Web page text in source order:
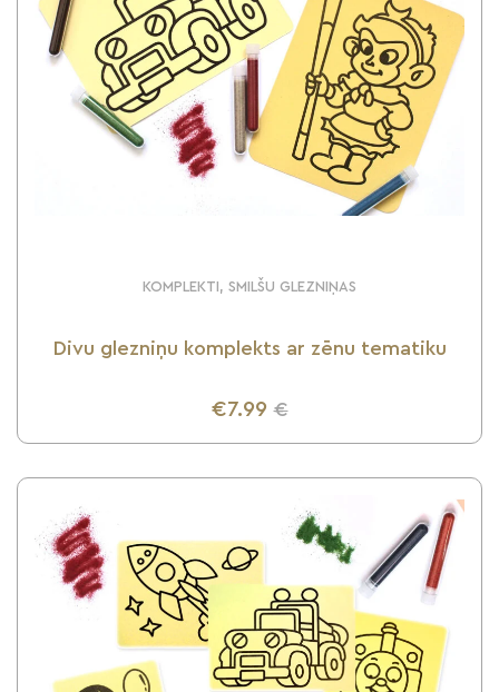
KOMPLEKTI, SMILŠU GLEZNIŅAS
Divu glezniņu komplekts ar zēnu tematiku
€7.99 €
UZZINI VAIRĀK